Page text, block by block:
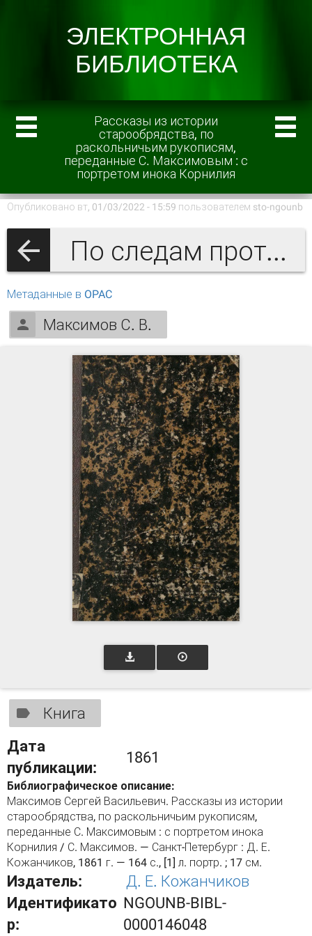
Рассказы из истории
старообрядства, по
раскольничьим рукописям,
переданные С. Максимовым : с
портретом инока Корнилия
Опубликовано вт, 01/03/2022 - 15:59 пользователем sto-ngounb
По следам протопопа Аввакума (старообрядчество)
Метаданные в OPAC
Максимов С. В.
Книга
Дата
публикации:
1861
Библиографическое описание:
Максимов Сергей Васильевич. Рассказы из истории
старообрядства, по раскольничьим рукописям,
переданные С. Максимовым : с портретом инока
Корнилия / С. Максимов. — Санкт-Петербург : Д. Е.
Кожанчиков, 1861 г. — 164 с., [1] л. портр. ; 17 см.
Издатель:
Д. Е. Кожанчиков
Идентификато
р:
NGOUNB-BIBL-
0000146048